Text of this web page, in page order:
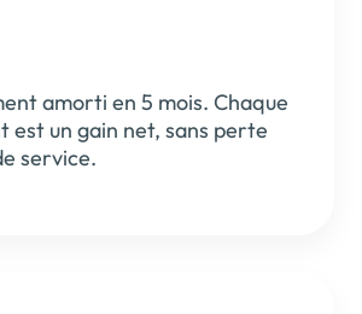
amorti en 5 mois. Chaque
est un gain net, sans perte
service.